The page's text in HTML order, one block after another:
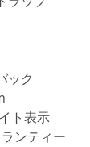
ック
ト表示
ンティー